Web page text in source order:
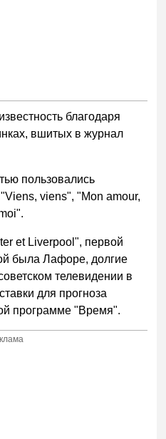
благодаря
вшитых в журнал
пользовались
viens", "Mon amour,
et Liverpool", первой
была Лафоре, долгие
телевидении в
для прогноза
программе "Время".